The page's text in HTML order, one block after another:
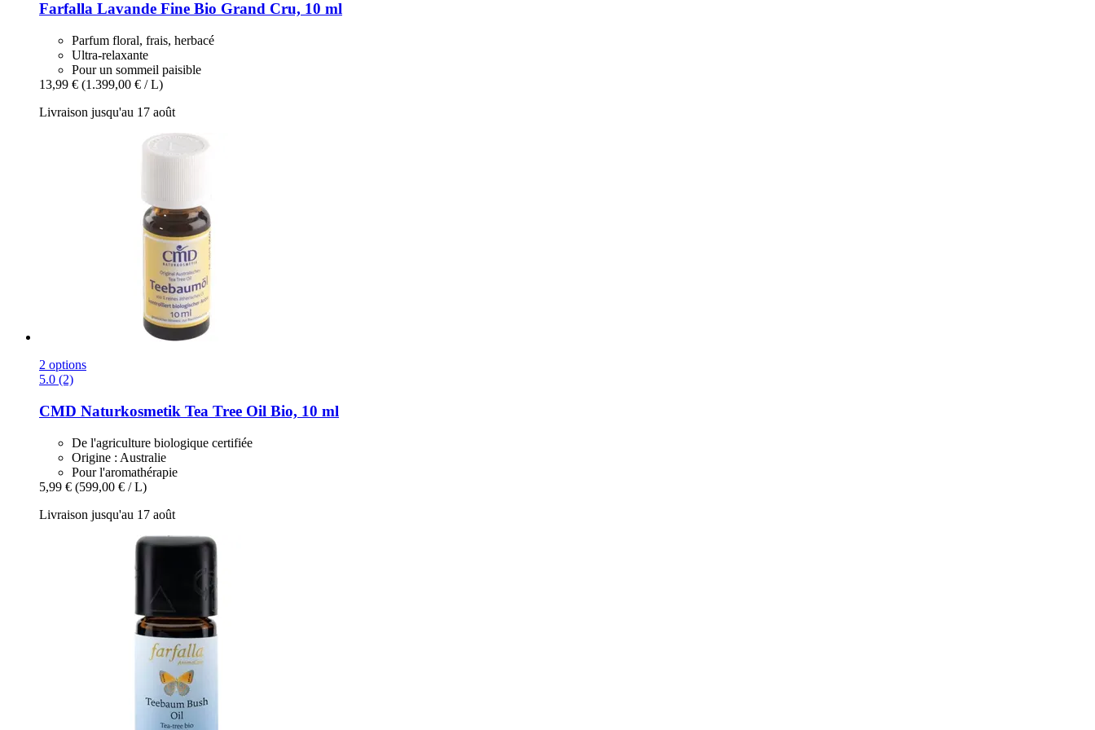
Farfalla Lavande Fine Bio Grand Cru, 10 ml
Parfum floral, frais, herbacé
Ultra-relaxante
Pour un sommeil paisible
13,99 € (1.399,00 € / L)
Livraison jusqu'au 17 août
2 options
5.0 (2)
CMD Naturkosmetik Tea Tree Oil Bio, 10 ml
De l'agriculture biologique certifiée
Origine : Australie
Pour l'aromathérapie
5,99 € (599,00 € / L)
Livraison jusqu'au 17 août